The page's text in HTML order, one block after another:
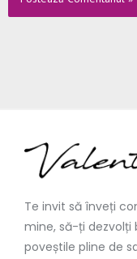
Te invit să înveți
mine, să-ți dezvolți
poveștile pline de